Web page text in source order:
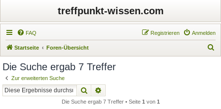
treffpunkt-wissen.com
FAQ Anmelden
Registrieren
Startseite Foren-Übersicht
Die Suche ergab 7 Treffer
Zur erweiterten Suche
Suche
Die Suche ergab 7 Treffer • Seite 1 von 1